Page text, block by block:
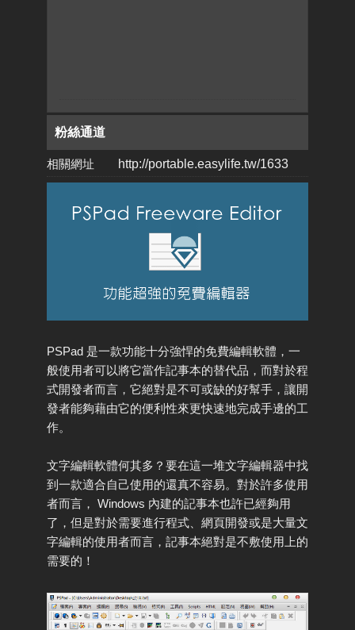
粉絲通道
相關網址 http://portable.easylife.tw/1633
PSPad 是一款功能十分強悍的免費編輯軟體，一
般使用者可以將它當作記事本的替代品，而對於程
式開發者而言，它絕對是不可或缺的好幫手，讓開
發者能夠藉由它的便利性來更快速地完成手邊的工
作。
文字編輯軟體何其多？要在這一堆文字編輯器中找
到一款適合自己使用的還真不容易。對於許多使用
者而言， Windows 內建的記事本也許已經夠用
了，但是對於需要進行程式、網頁開發或是大量文
字編輯的使用者而言，記事本絕對是不敷使用上的
需要的！